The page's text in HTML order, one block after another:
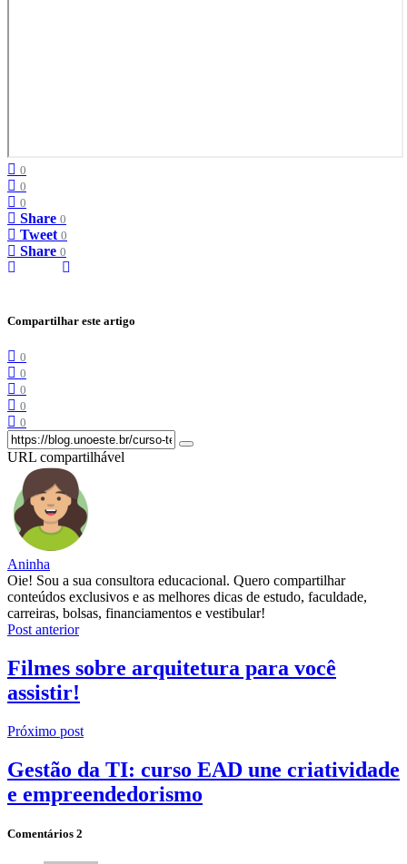
0
0
0
Share 0
Tweet 0
Share 0
Compartilhar este artigo
0
0
0
0
0
URL compartilhável
Aninha
Oie! Sou a sua consultora educacional. Quero compartilhar
conteúdos exclusivos e as melhores dicas de estudo, faculdade,
carreiras, bolsas, financiamentos e vestibular!
Post anterior
Filmes sobre arquitetura para você
assistir!
Próximo post
Gestão da TI: curso EAD une criatividade
e empreendedorismo
Comentários 2